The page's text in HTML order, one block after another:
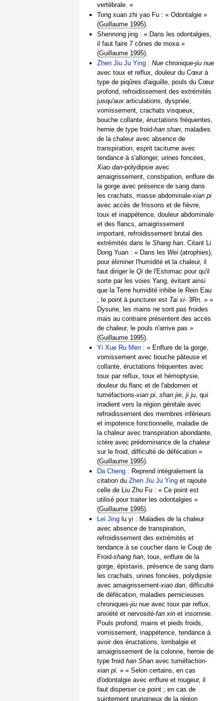
vertébrale. »
Tong xuan zhi yao Fu : « Odontalgie »
(Guillaume 1995).
Shennong jing : « Dans les odontalgies,
il faut faire 7 cônes de moxa »
(Guillaume 1995).
Zhen Jiu Ju Ying :Nue chronique-jiu nue
avec toux et reflux, douleur du Cœur à
type de piqûres d'aiguille, pouls du Cœur
profond, refroidissement des extrémités
jusqu'aux articulations, dyspnée,
vomissement, crachats visqueux,
bouche collante, éructations fréquentes,
hernie de type froid-han shan , maladies
de la chaleur avec absence de
transpiration, esprit taciturne avec
tendance à s'allonger, urines foncées,
Xiao dan-polydipsie avec
amaigrissement, constipation, enflure de
la gorge avec présence de sang dans
les crachats, masse abdominale-xian pi
avec accès de frissons et de fièvre,
toux et inappétence, douleur abdominale
et des flancs, amaigrissement
important, refroidissement brutal des
extrémités dans leShang han . Citant Li
Dong Yuan : « Dans les Wei (atrophies),
pour éliminer l'humidité et la chaleur, il
faut diriger leQi de l'Estomac pour qu'il
sorte par les voies Yang, évitant ainsi
que la Terre humidité inhibe le Rein Eau
; le point à puncturer est Tai xi- 3Rn. » «
Dysurie, les mains ne sont pas froides
mais au contraire présentent des accès
de chaleur, le pouls n'arrive pas »
(Guillaume 1995).
Yi Xue Ru Men : « Enflure de la gorge,
vomissement avec bouche pâteuse et
collante, éructations fréquentes avec
toux par reflux, toux et hémoptysie,
douleur du flanc et de l'abdomen et
tuméfactions-xian pi ,shan jie ,ji ju , qui
irradient vers la région génitale avec
refroidissement des membres inférieurs
et impotence fonctionnelle, maladie de
la chaleur avec transpiration abondante,
ictère avec prédominance de la chaleur
sur le froid, difficulté de défécation »
(Guillaume 1995).
Da Cheng : Reprend intégralement la
citation duZhen Jiu Ju Ying et rajoute
celle de Liu Zhu Fu : « Ce point est
utilisé pour traiter les odontalgies »
(Guillaume 1995).
Lei Jing lu yi : Maladies de la chaleur
avec absence de transpiration,
refroidissement des extrémités et
tendance à se coucher dans le Coup de
Froid-shang han , toux, enflure de la
gorge, épistaxis, présence de sang dans
les crachats, urines foncées, polydipsie
avec amaigrissement-xiao dan , difficulté
de défécation, maladies pernicieuses
chroniques-jiu nue avec toux par reflux,
anxiété et nervosité-fan xin et insomnie.
Pouls profond, mains et pieds froids,
vomissement, inappétence, tendance à
avoir des éructations, lombalgie et
amaigrissement de la colonne, hernie de
type froidhan Shan avec tuméfaction-
xian pi . » « Selon certains, en cas
d'odontalgie avec enflure et rougeur, il
faut disperser ce point ; en cas de
suintement prurigineux de la région